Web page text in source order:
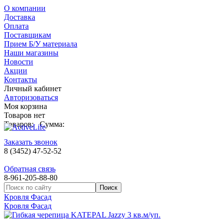
О компании
Доставка
Оплата
Поставщикам
Прием Б/У материала
Наши магазины
Новости
Акции
Контакты
Личный кабинет
Авторизоваться
Моя корзина
Товаров нет
Товаров: Сумма:
Заказать звонок
8 (3452) 47-52-52
Обратная связь
8-961-205-88-80
Кровля Фасад
Кровля Фасад